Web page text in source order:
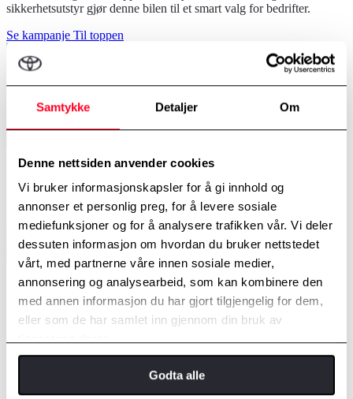
Samtykke Detaljer Om
Denne nettsiden anvender cookies
Vi bruker informasjonskapsler for å gi innhold og
annonser et personlig preg, for å levere sosiale
mediefunksjoner og for å analysere trafikken vår. Vi deler
dessuten informasjon om hvordan du bruker nettstedet
vårt, med partnerne våre innen sosiale medier,
annonsering og analysearbeid, som kan kombinere den
med annen informasjon du har gjort tilgjengelig for dem,
eller som de har samlet inn gjennom din bruk av
Godta alle
sikkerhetsutstyr gjør denne bilen til et smart valg for bedrifter.
Se kampanje Til toppen
Proace Max Electric
Toyota Proace Max Electric er vår største varebil – perfekt for
ytelse, komfort og pålitelighet. Dette er en romslig, men
lettmanøvrert løsning for effektiv varetransport i og rundt byen.